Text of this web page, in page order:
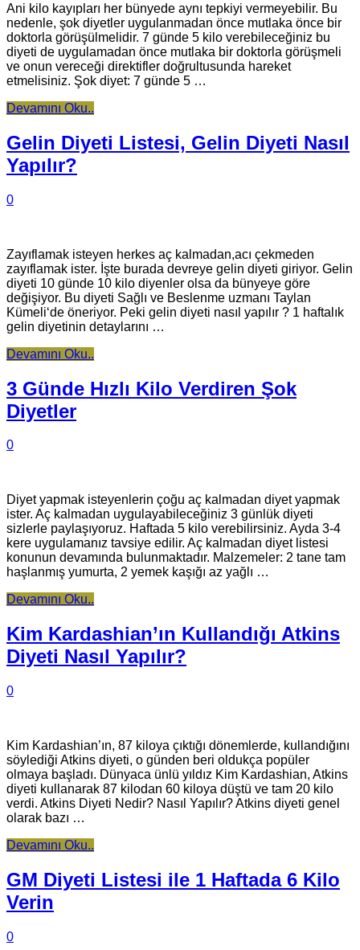
Ani kilo kayıpları her bünyede aynı tepkiyi vermeyebilir. Bu
nedenle, şok diyetler uygulanmadan önce mutlaka önce bir
doktorla görüşülmelidir. 7 günde 5 kilo verebileceğiniz bu
diyeti de uygulamadan önce mutlaka bir doktorla görüşmeli
ve onun vereceği direktifler doğrultusunda hareket
etmelisiniz. Şok diyet: 7 günde 5 …
Devamını Oku..
Gelin Diyeti Listesi, Gelin Diyeti Nasıl
Yapılır?
0
Zayıflamak isteyen herkes aç kalmadan,acı çekmeden
zayıflamak ister. İşte burada devreye gelin diyeti giriyor. Gelin
diyeti 10 günde 10 kilo diyenler olsa da bünyeye göre
değişiyor. Bu diyeti Sağlı ve Beslenme uzmanı Taylan
Kümeli‘de öneriyor. Peki gelin diyeti nasıl yapılır ? 1 haftalık
gelin diyetinin detaylarını …
Devamını Oku..
3 Günde Hızlı Kilo Verdiren Şok
Diyetler
0
Diyet yapmak isteyenlerin çoğu aç kalmadan diyet yapmak
ister. Aç kalmadan uygulayabileceğiniz 3 günlük diyeti
sizlerle paylaşıyoruz. Haftada 5 kilo verebilirsiniz. Ayda 3-4
kere uygulamanız tavsiye edilir. Aç kalmadan diyet listesi
konunun devamında bulunmaktadır. Malzemeler: 2 tane tam
haşlanmış yumurta, 2 yemek kaşığı az yağlı …
Devamını Oku..
Kim Kardashian’ın Kullandığı Atkins
Diyeti Nasıl Yapılır?
0
Kim Kardashian’ın, 87 kiloya çıktığı dönemlerde, kullandığını
söylediği Atkins diyeti, o günden beri oldukça popüler
olmaya başladı. Dünyaca ünlü yıldız Kim Kardashian, Atkins
diyeti kullanarak 87 kilodan 60 kiloya düştü ve tam 20 kilo
verdi. Atkins Diyeti Nedir? Nasıl Yapılır? Atkins diyeti genel
olarak bazı …
Devamını Oku..
GM Diyeti Listesi ile 1 Haftada 6 Kilo
Verin
0